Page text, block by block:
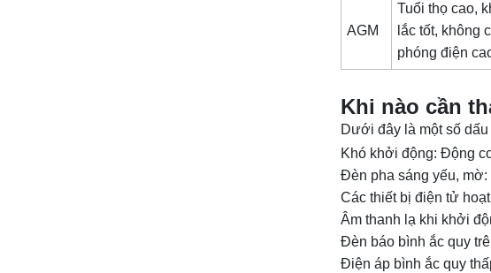
AGM
Tuổi thọ cao,
lắc tốt, không
phóng điện
Khi nào cần
Dưới đây là một số
Khó khởi động: Động
Đèn pha sáng yếu,
Các thiết bị điện tử
Âm thanh lạ khi khởi
Đèn báo bình ắc quy
Điện áp bình ắc quy